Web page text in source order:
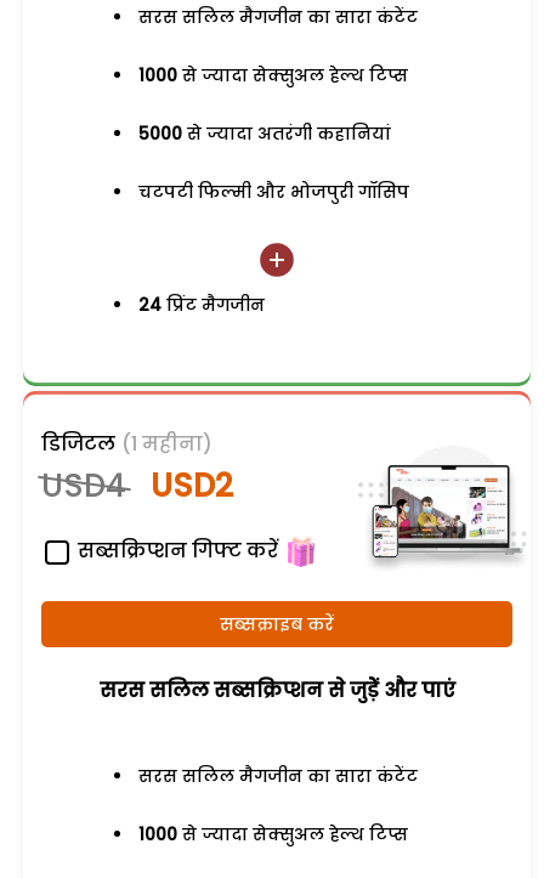
सरस सलिल मैगजीन का सारा कंटेंट
1000 से ज्यादा सेक्सुअल हेल्थ टिप्स
5000 से ज्यादा अतरंगी कहानियां
चटपटी फिल्मी और भोजपुरी गॉसिप
24 प्रिंट मैगजीन
डिजिटल (1 महीना)
USD4 USD2
सब्सक्रिप्शन गिफ्ट करें
सब्सक्राइब करें
सरस सलिल सब्सक्रिप्शन से जुड़ेें और पाएं
सरस सलिल मैगजीन का सारा कंटेंट
1000 से ज्यादा सेक्सुअल हेल्थ टिप्स